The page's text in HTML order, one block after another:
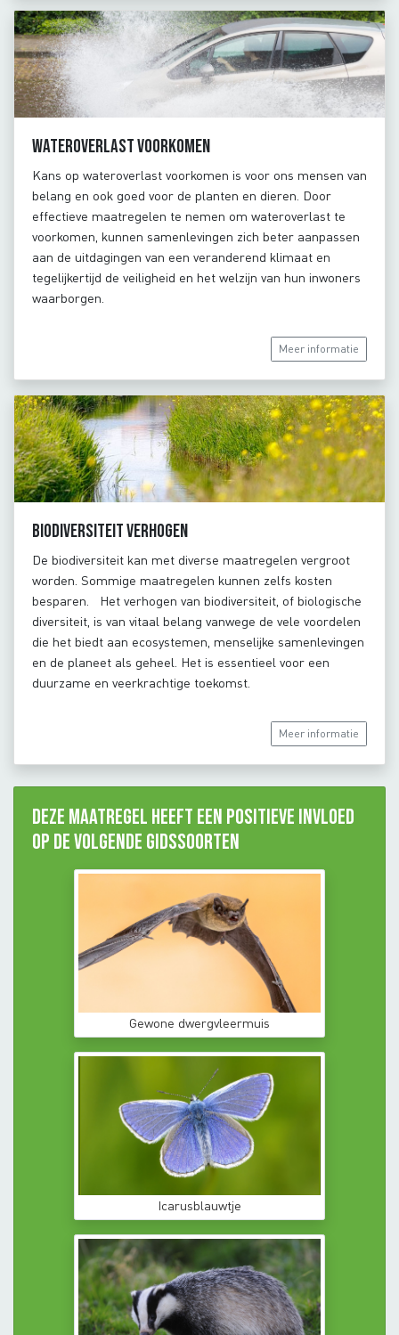
Wateroverlast voorkomen
Kans op wateroverlast voorkomen is voor ons mensen van
belang en ook goed voor de planten en dieren. Door
effectieve maatregelen te nemen om wateroverlast te
voorkomen, kunnen samenlevingen zich beter aanpassen
aan de uitdagingen van een veranderend klimaat en
tegelijkertijd de veiligheid en het welzijn van hun inwoners
waarborgen.
Meer informatie
Biodiversiteit verhogen
De biodiversiteit kan met diverse maatregelen vergroot
worden. Sommige maatregelen kunnen zelfs kosten
besparen. Het verhogen van biodiversiteit, of biologische
diversiteit, is van vitaal belang vanwege de vele voordelen
die het biedt aan ecosystemen, menselijke samenlevingen
en de planeet als geheel. Het is essentieel voor een
duurzame en veerkrachtige toekomst.
Meer informatie
Deze maatregel heeft een positieve invloed
op de volgende gidssoorten
Gewone dwergvleermuis
Icarusblauwtje